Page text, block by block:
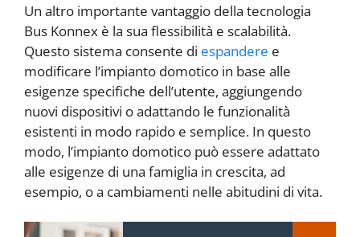
Un altro importante vantaggio della tecnologia
Bus Konnex è la sua flessibilità e scalabilità.
Questo sistema consente di espandere e
modificare l’impianto domotico in base alle
esigenze specifiche dell’utente, aggiungendo
nuovi dispositivi o adattando le funzionalità
esistenti in modo rapido e semplice. In questo
modo, l’impianto domotico può essere adattato
alle esigenze di una famiglia in crescita, ad
esempio, o a cambiamenti nelle abitudini di vita.